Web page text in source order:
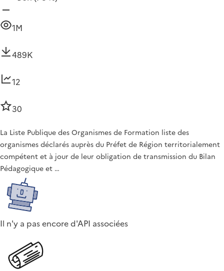
1M
489K
12
30
La Liste Publique des Organismes de Formation liste des
organismes déclarés auprès du Préfet de Région territorialement
compétent et à jour de leur obligation de transmission du Bilan
Pédagogique et …
Il n'y a pas encore d'API associées